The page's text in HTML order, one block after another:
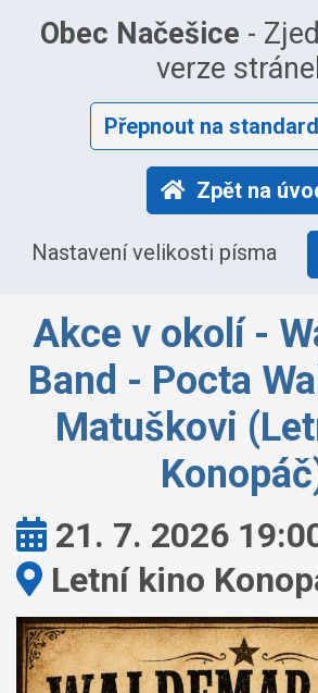
Obec Načešice -
verze
Přepnout na
Zpět na
Nastavení velikosti písma
Akce v okolí -
Band - Pocta
Matuškovi
Kdy:
21. 7. 2026
Kde:
Letní kino